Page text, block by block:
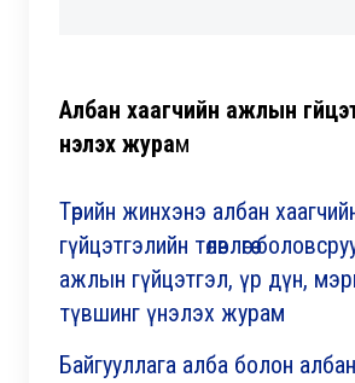
Албан хаагчийн ажлын
үнэлэх журам
Төрийн жинхэнэ албан
гүйцэтгэлийн төлөвлөгөө
ажлын гүйцэтгэл, үр дүн,
түвшинг үнэлэх журам
Байгууллага алба болон